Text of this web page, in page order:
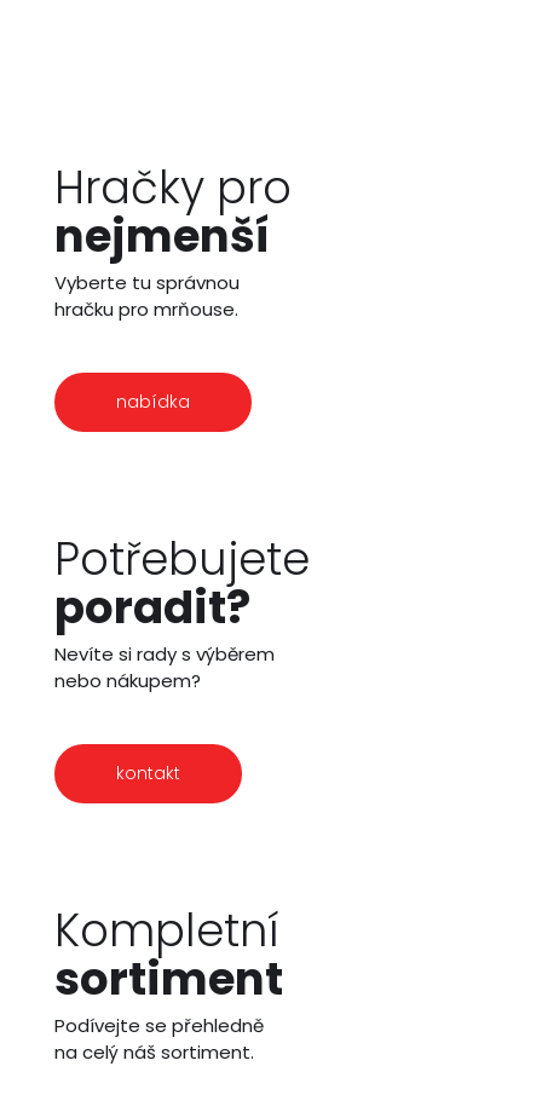
Hračky pro
nejmenší
Vyberte tu správnou
hračku pro mrňouse.
nabídka
Potřebujete
poradit?
Nevíte si rady s výběrem
nebo nákupem?
kontakt
Kompletní
sortiment
Podívejte se přehledně
na celý náš sortiment.